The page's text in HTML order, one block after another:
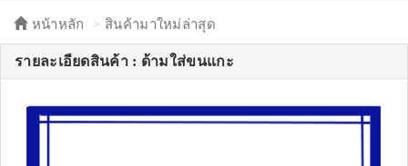
หน้าหลัก สินค้ามาใหม่ล่าสุด
รายละเอียดสินค้า : ด้ามใส่ขนแกะ